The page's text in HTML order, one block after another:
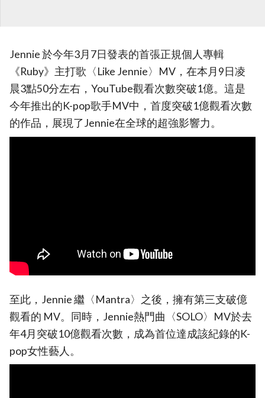
Jennie 於今年3月7日發表的首張正規個人專輯
《Ruby》主打歌〈Like Jennie〉MV，在本月9日凌
晨3點50分左右，YouTube觀看次數突破1億。這是
今年推出的K-pop歌手MV中，首度突破1億觀看次數
的作品，展現了Jennie在全球的超強影響力。
至此，Jennie 繼〈Mantra〉之後，擁有第三支破億
觀看的 MV。同時，Jennie熱門曲〈SOLO〉MV於去
年4月突破10億觀看次數，成為首位達成該紀錄的K-
pop女性藝人。